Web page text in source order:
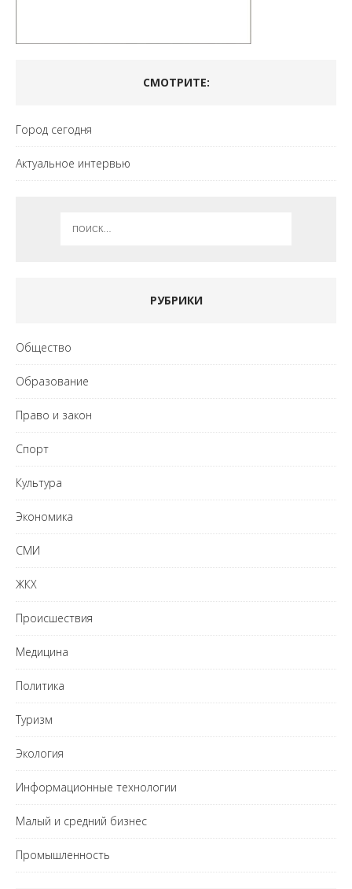
СМОТРИТЕ:
Город сегодня
Актуальное интервью
РУБРИКИ
Общество
Образование
Право и закон
Спорт
Культура
Экономика
СМИ
ЖКХ
Происшествия
Медицина
Политика
Туризм
Экология
Информационные технологии
Малый и средний бизнес
Промышленность